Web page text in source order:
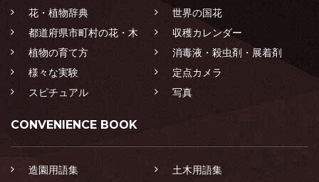
花・植物辞典
世界の国花
都道府県市町村の花・木
収穫カレンダー
植物の育て方
消毒液・殺虫剤・展着剤
様々な実験
定点カメラ
スピチュアル
写真
CONVENIENCE BOOK
造園用語集
土木用語集